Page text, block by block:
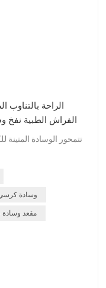
الفراش الطبية نفخ
تتمحور الوسادة
وسادة
مقعد وسادة